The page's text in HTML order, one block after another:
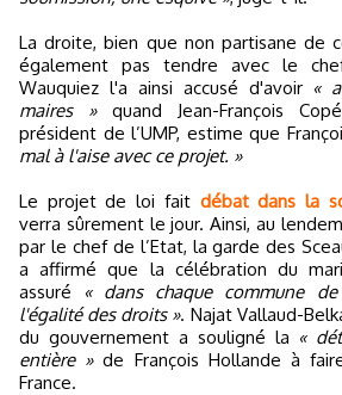
La droite, bien que non partisane de
également pas tendre avec le
Wauquiez l'a ainsi accusé d'avoir «
maires »quand Jean-François
président de l’UMP, estime que
mal à l'aise avec ce projet. »
Le projet de loi fait débat dans la
verra sûrement le jour. Ainsi, au
par le chef de l’Etat, la garde des
a affirmé que la célébration du
assuré « dans chaque commune
l'égalité des droits ». Najat Vallaud-
du gouvernement a souligné la «
entière »de François Hollande à
France.